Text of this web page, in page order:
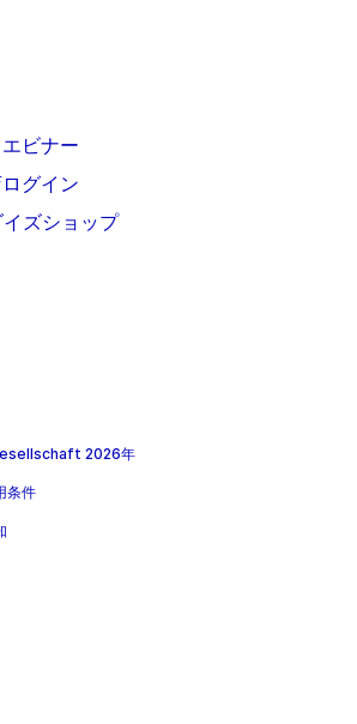
ビナー
グイン
ズショップ
2026年
条件